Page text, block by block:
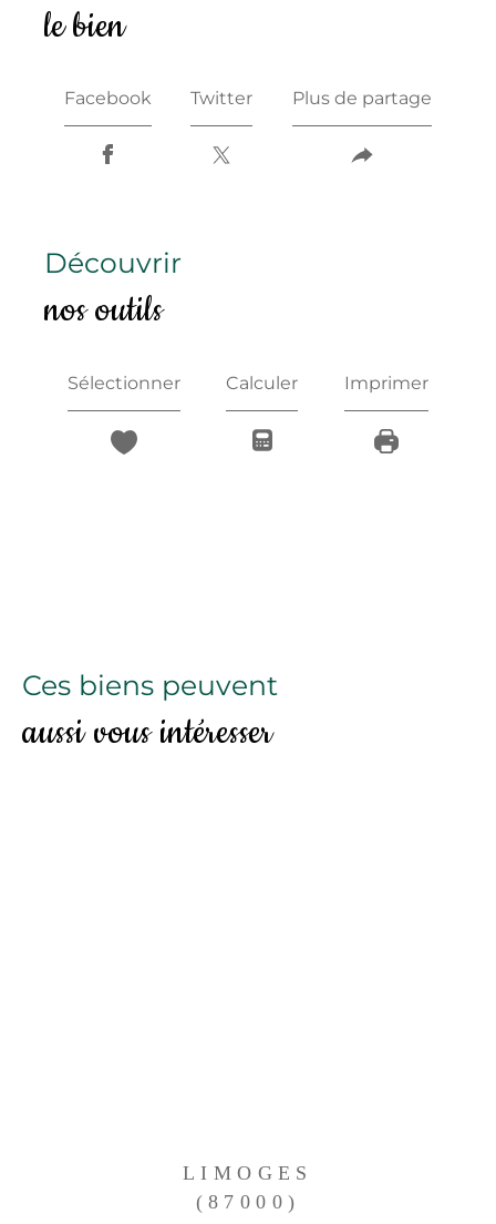
le bien
Facebook Twitter Plus de partage
découvrir
nos outils
Sélectionner Calculer Imprimer
Ces biens peuvent
aussi vous intéresser
LIMOGES
(87000)